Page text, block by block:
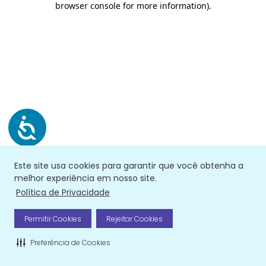
Este site usa cookies para garantir que você obtenha a
melhor experiência em nosso site.
Política de Privacidade
Permitir Cookies Rejeitar Cookies
Preferência de Cookies
browser console for more information).